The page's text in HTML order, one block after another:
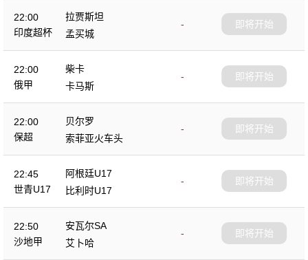
22:00
印度超杯
拉贾斯坦
-
孟买城
即将开始
22:00
俄甲
柴卡
-
卡马斯
即将开始
22:00
保超
贝尔罗
-
索菲亚火车头
即将开始
22:45
世青U17
阿根廷U17
-
比利时U17
即将开始
22:50
沙地甲
安瓦尔SA
-
艾卜哈
即将开始